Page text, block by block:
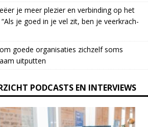
je meer plezier en verbinding op het
je goed in je vel zit, ben je veerkrach­
goede organisaties zichzelf soms
uitputten
PODCASTS EN INTERVIEWS